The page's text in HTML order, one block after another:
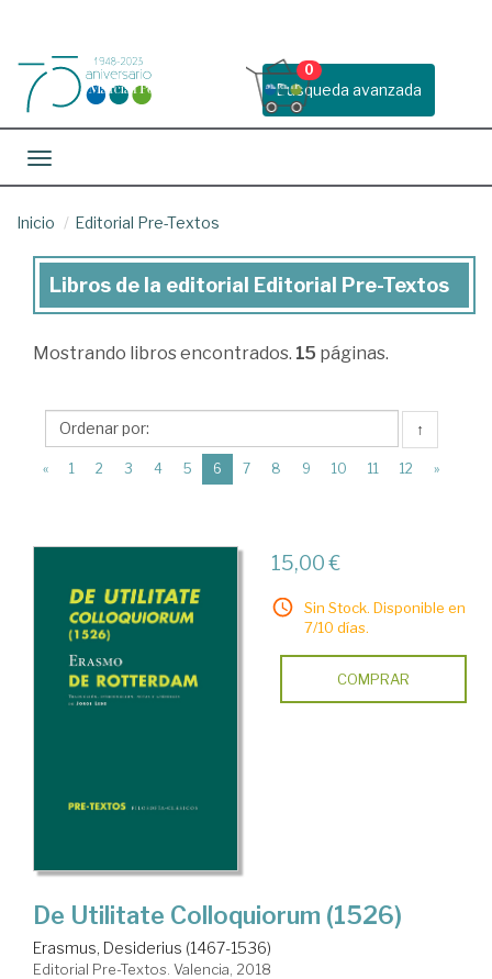
Busqueda avanzada
0
Toggle navigation
Inicio Editorial Pre-Textos
Libros
la
Editorial
Pre-
Libros de la editorial Editorial Pre-Textos
Mostrando libros encontrados. 15 páginas.
↑
« 1 2 3 4 5 6 (current)
7 8 9 10 11 12 »
15,00 €
Sin Stock. Disponible en
7/10 días.
COMPRAR
De Utilitate Colloquiorum (1526)
Erasmus, Desiderius (1467-1536)
Editorial Pre-Textos. Valencia, 2018